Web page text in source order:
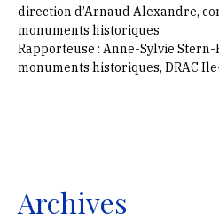
direction d’Arnaud Alexandre,
monuments historiques
Rapporteuse : Anne-Sylvie
monuments historiques, DRAC
Archives